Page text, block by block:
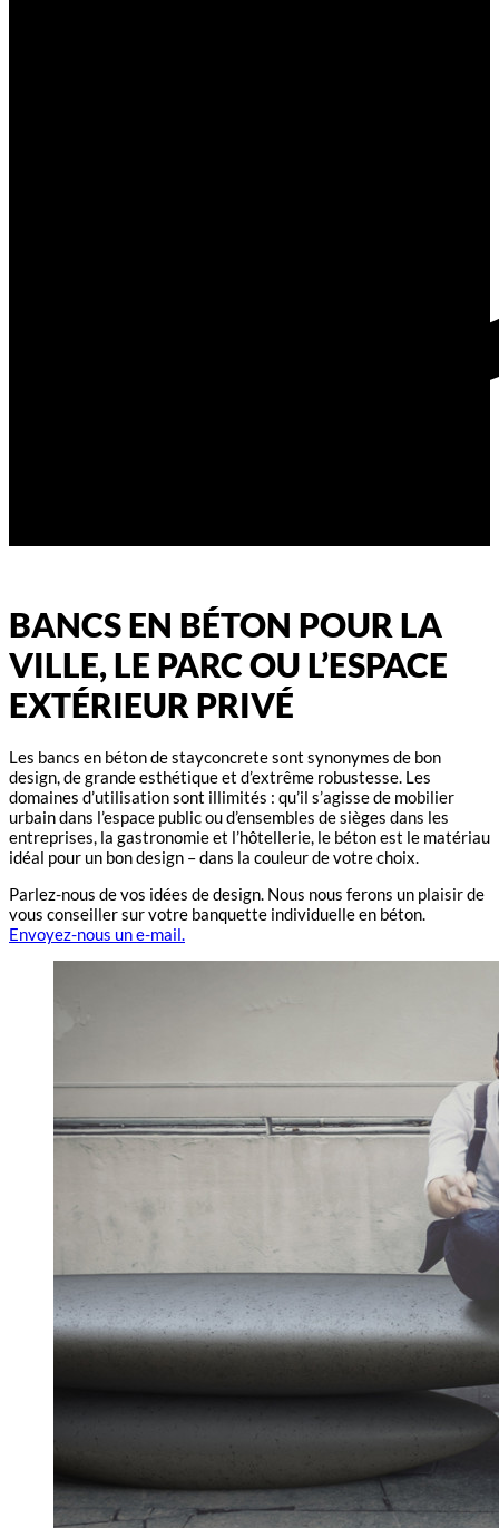
BANCS EN BÉTON POUR LA
VILLE, LE PARC OU L’ESPACE
EXTÉRIEUR PRIVÉ
Les bancs en béton de stayconcrete sont synonymes de bon
design, de grande esthétique et d’extrême robustesse. Les
domaines d’utilisation sont illimités : qu’il s’agisse de mobilier
urbain dans l’espace public ou d’ensembles de sièges dans les
entreprises, la gastronomie et l’hôtellerie, le béton est le matériau
idéal pour un bon design – dans la couleur de votre choix.
Parlez-nous de vos idées de design. Nous nous ferons un plaisir de
vous conseiller sur votre banquette individuelle en béton.
Envoyez-nous un e-mail.